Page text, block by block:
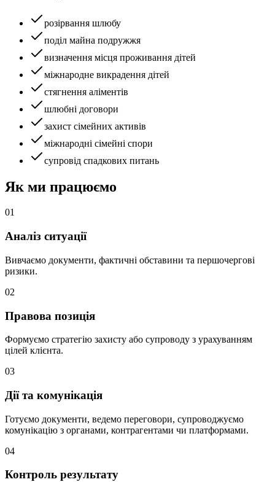
розірвання шлюбу
поділ майна подружжя
визначення місця проживання дітей
міжнародне викрадення дітей
стягнення аліментів
шлюбні договори
захист сімейних активів
міжнародні сімейні спори
супровід спадкових питань
Як ми працюємо
01
Аналіз ситуації
Вивчаємо документи, фактичні обставини та першочергові
ризики.
02
Правова позиція
Формуємо стратегію захисту або супроводу з урахуванням
цілей клієнта.
03
Дії та комунікація
Готуємо документи, ведемо переговори, супроводжуємо
комунікацію з органами, контрагентами чи платформами.
04
Контроль результату